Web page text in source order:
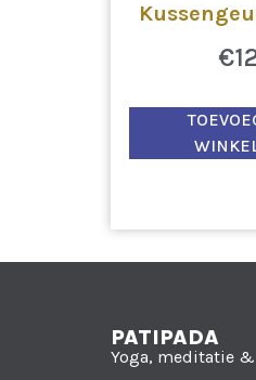
€
PATIPADA
Yoga, meditatie